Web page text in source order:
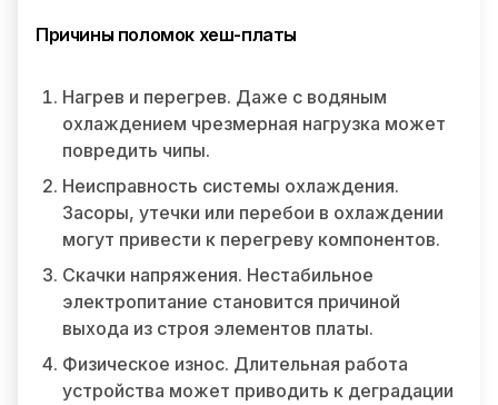
Причины поломок хеш-платы
Нагрев и перегрев. Даже с водяным
охлаждением чрезмерная нагрузка может
повредить чипы.
Неисправность системы охлаждения.
Засоры, утечки или перебои в охлаждении
могут привести к перегреву компонентов.
Скачки напряжения. Нестабильное
электропитание становится причиной
выхода из строя элементов платы.
Физическое износ. Длительная работа
устройства может приводить к деградации